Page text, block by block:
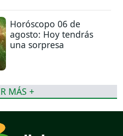
Horóscopo 06 de
agosto: Hoy tendrás
una sorpresa
MÁS +